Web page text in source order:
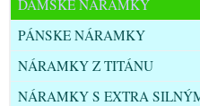
DÁMSKE NÁRAMKY
PÁNSKE NÁRAMKY
NÁRAMKY Z TITÁNU
NÁRAMKY S EXTRA